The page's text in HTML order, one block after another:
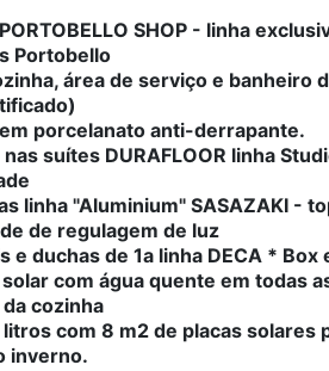
SHOP - linha
Portobello
área de serviço e banheiro
porcelanato anti-derrapante.
suítes DURAFLOOR linha
linha "Aluminium" SASAZAKI -
de regulagem de luz
e duchas de 1a linha DECA *
com água quente em todas
cozinha
com 8 m2 de placas solares
inverno.